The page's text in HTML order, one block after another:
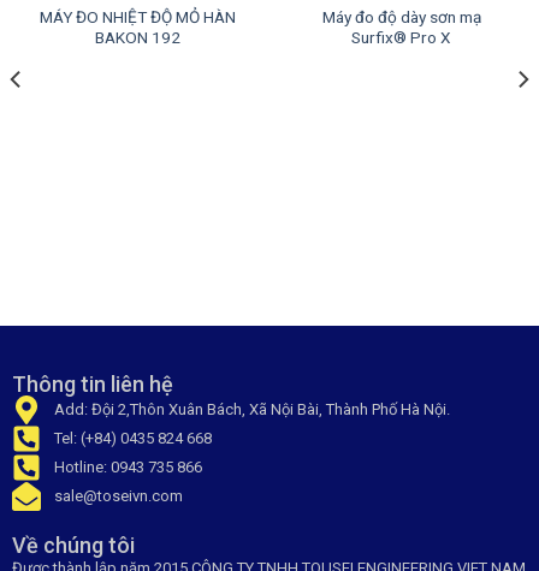
MÁY ĐO NHIỆT ĐỘ MỎ HÀN
BAKON 192
Máy đo độ dày sơn mạ
Surfix® Pro X
Thông tin liên hệ
Add: Đội 2,Thôn Xuân Bách, Xã Nội Bài, Thành Phố Hà Nội.
Tel: (+84) 0435 824 668
Hotline: 0943 735 866
sale@toseivn.com
Về chúng tôi